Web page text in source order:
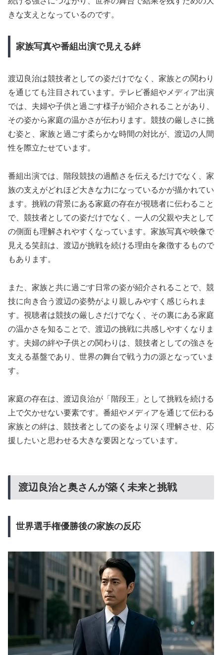
きな支えとなっているのです。
家族写真や番組出演で見える絆
渡辺良治は競技者としての姿だけでなく、家族との関わり
を通じても注目されています。テレビ番組やメディア出演
では、夫婦や子供と過ごす様子が紹介されることがあり、
その姿から家庭の温かさが伝わります。競技の厳しさに挑
む姿と、家族と過ごす柔らかな時間の対比が、渡辺の人間
性を際立たせています。
番組出演では、階段競技の過酷さを伝えるだけでなく、家
族の支えがどれほど大きな力になっているかが描かれてい
ます。挑戦の背景にある家庭の存在が視聴者に伝わること
で、競技者としての姿だけでなく、一人の父親や夫として
の側面も理解されやすくなっています。家族写真や映像で
見える笑顔は、渡辺が挑戦を続ける理由を象徴するもので
もあります。
また、家族と共に過ごす日常の姿が紹介されることで、競
技に向き合う渡辺の姿勢がより親しみやすく感じられま
す。視聴者は競技の厳しさだけでなく、その裏にある家庭
の温かさを知ることで、渡辺の挑戦に共感しやすくなりま
す。夫婦の絆や子供との関わりは、競技者としての強さを
支える基盤であり、世界の舞台で戦う力の源となっていま
す。
家庭の存在は、渡辺良治が「階段王」として挑戦を続ける
上で欠かせない要素です。番組やメディアを通じて伝わる
家族との絆は、競技者としての姿をより深く理解させ、応
援したいと思わせる大きな要因となっています。
渡辺良治と奥さんが築く未来と挑戦
世界選手権優勝後の家族の反応